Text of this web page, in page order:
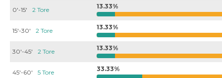
0'-15' 2 Tore 13.33%
15'-30' 2 Tore 13.33%
30'-45' 2 Tore 13.33%
45'-60' 5 Tore 33.33%